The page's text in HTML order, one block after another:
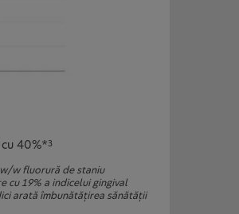
40%*3
w fluorură de staniu
cu 19% a indicelui gingival
arată îmbunătăţirea sănătăţii